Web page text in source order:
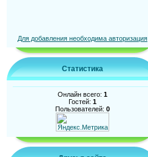
Для добавления необходима авторизация
Статистика
Онлайн всего: 1
Гостей: 1
Пользователей: 0